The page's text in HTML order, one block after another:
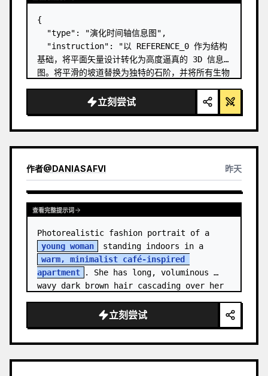
{
  "type": "演化时间轴信息图",
  "instruction": "以 REFERENCE_0 作为结构
基础，将平面矢量设计转化为高度逼真的 3D 信息
图。将平滑的坡道替换为独特的石阶，并将所有生物
  "style": {
    "background": "
复古纹理羊皮纸
",
立刻尝试
作者@DANIASAFVI 昨天
查看完整提示词
young woman
warm, minimalist café-inspired
apartment
. She has long, voluminous
wavy dark brown hair cascading over her
立刻尝试